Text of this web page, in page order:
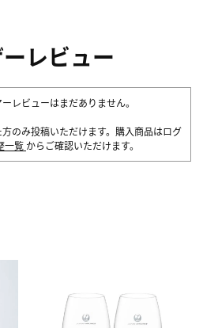
レビュー
レビューはまだありません。
のみ投稿いただけます。購入商品はログ
一覧 からご確認いただけます。